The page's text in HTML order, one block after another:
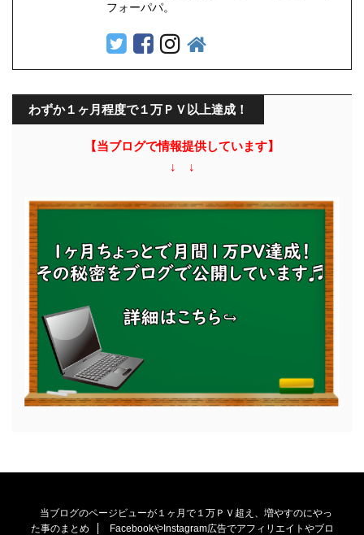
フォーパパ。
わずか１ヶ月程度で１万ＰＶ以上達成！
【当ブログで情報提供しています】
↓ ↓
当ブログのページビューが１ヶ月で１万ＰＶ超え、増やすのにやっ
た事のまとめ
FacebookやInstagram広告でアフィリエイトやブロ